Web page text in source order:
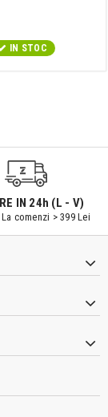
IN STOC
IN 24h (L - V)
La comenzi > 399 Lei